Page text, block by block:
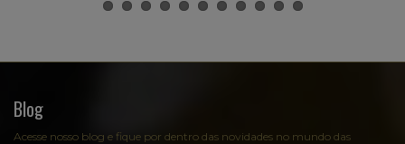
Blog
Acesse nosso blog e fique por dentro das novidades no mundo das